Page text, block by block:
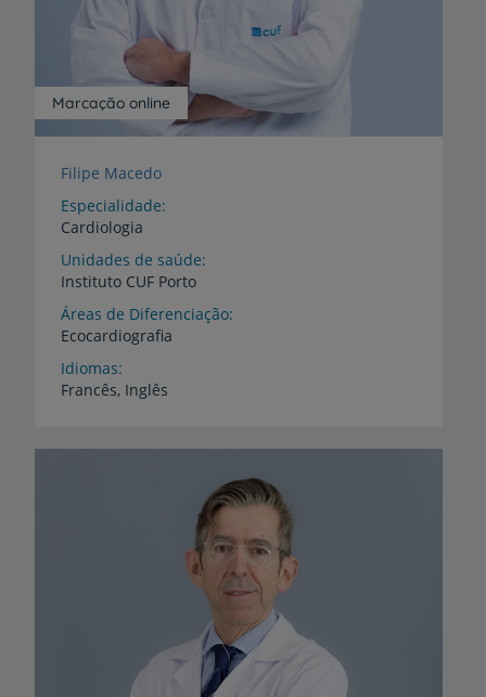
Marcação online
Filipe Macedo
Especialidade
Cardiologia
Unidades de saúde
Instituto CUF Porto
Áreas de Diferenciação
Ecocardiografia
Idiomas
Francês, Inglês